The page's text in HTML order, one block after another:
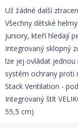
Už žádné další
Všechny dětské
juniory, kteří hledají
Integrovaný sklopný
lze jej ovládat jednou
systém ochrany proti
Stack Ventilation -
Integrovaný štít
55,5 cm)